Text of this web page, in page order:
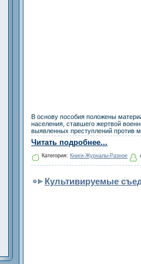
В основу пособия положены
населения, ставшего жертвой
выявленных преступлений против
Читать подробнее...
Категория: Книги-Журналы-Разное
Культивируемые